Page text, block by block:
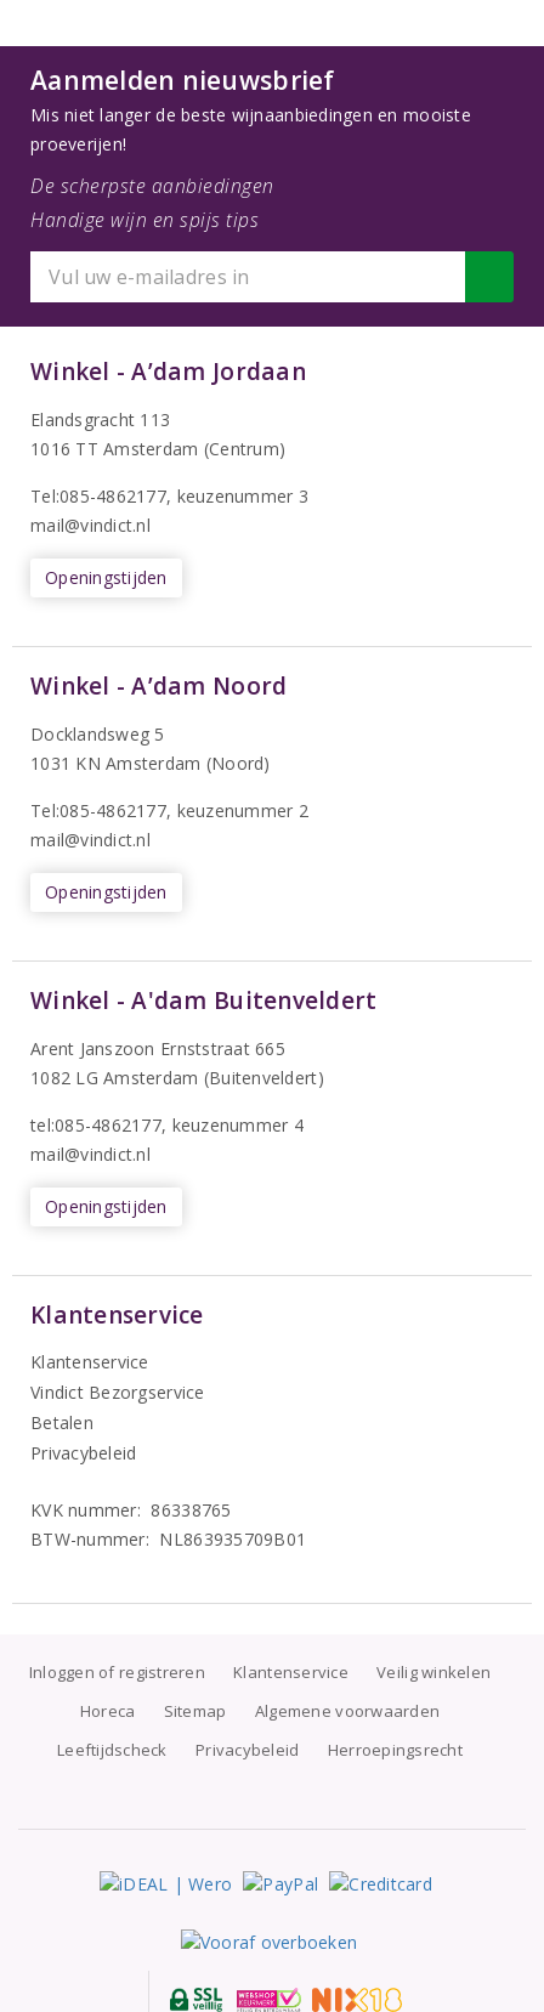
Aanmelden nieuwsbrief
Mis niet langer de beste wijnaanbiedingen en mooiste
proeverijen!
De scherpste aanbiedingen
Handige wijn en spijs tips
Winkel - A’dam Jordaan
Elandsgracht 113
1016 TT Amsterdam (Centrum)
Tel:085-4862177, keuzenummer 3
mail@vindict.nl
Openingstijden
Winkel - A’dam Noord
Docklandsweg 5
1031 KN Amsterdam (Noord)
Tel:085-4862177, keuzenummer 2
mail@vindict.nl
Openingstijden
Winkel - A'dam Buitenveldert
Arent Janszoon Ernststraat 665
1082 LG Amsterdam (Buitenveldert)
tel:085-4862177, keuzenummer 4
mail@vindict.nl
Openingstijden
Klantenservice
Klantenservice
Vindict Bezorgservice
Betalen
Privacybeleid
KVK nummer: 86338765
BTW-nummer: NL863935709B01
Inloggen of registreren Klantenservice
Veilig winkelen
Horeca
Sitemap
Algemene voorwaarden
Leeftijdscheck
Privacybeleid Herroepingsrecht